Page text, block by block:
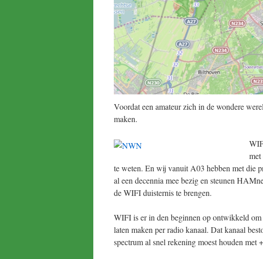
Voordat een amateur zich in de wondere
maken.
te weten. En wij vanuit A03 hebben met die
al een decennia mee bezig en steunen
de WIFI duisternis te brengen.
WIFI is er in den beginnen op ontwikkeld om
laten maken per radio kanaal. Dat kanaal
spectrum al snel rekening moest houden met